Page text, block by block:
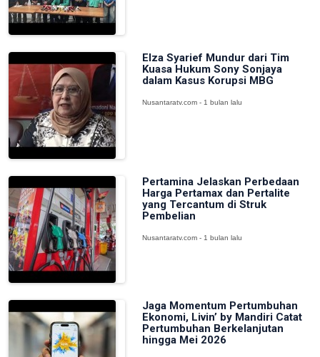
Elza Syarief Mundur dari Tim
Kuasa Hukum Sony Sonjaya
dalam Kasus Korupsi MBG
Nusantaratv.com - 1 bulan lalu
Pertamina Jelaskan Perbedaan
Harga Pertamax dan Pertalite
yang Tercantum di Struk
Pembelian
Nusantaratv.com - 1 bulan lalu
Jaga Momentum Pertumbuhan
Ekonomi, Livin’ by Mandiri Catat
Pertumbuhan Berkelanjutan
hingga Mei 2026